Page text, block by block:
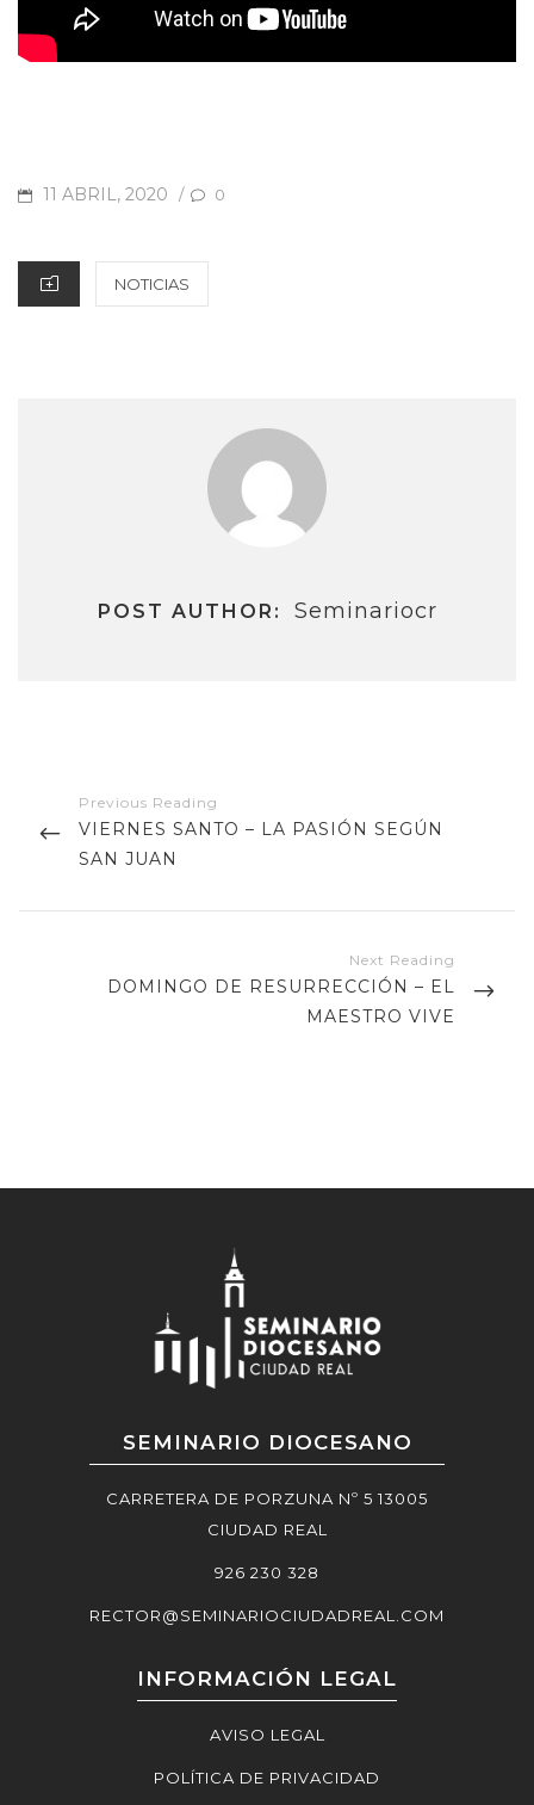
POSTED
11 ABRIL, 2020 / 0
CATEGORIES
NOTICIAS
POST AUTHOR: Seminariocr
entradas
PREVIOUS
POST
VIERNES SANTO – LA PASIÓN SEGÚN
SAN JUAN
NEXT
DOMINGO DE RESURRECCIÓN – EL
MAESTRO VIVE
SEMINARIO DIOCESANO
CARRETERA DE PORZUNA Nº 5 13005
CIUDAD REAL
926 230 328
RECTOR@SEMINARIOCIUDADREAL.COM
INFORMACIÓN LEGAL
AVISO LEGAL
POLÍTICA DE PRIVACIDAD